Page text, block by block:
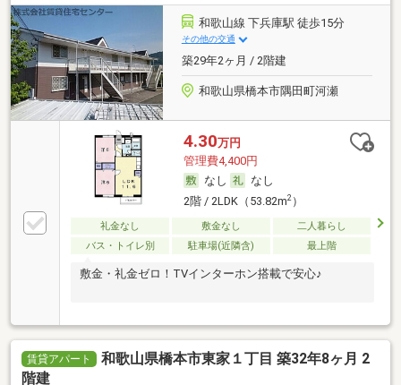
和歌山線 下兵庫駅 徒歩15分
その他の交通
築29年2ヶ月 / 2階建
和歌山県橋本市隅田町河瀬
4.30万円
管理費4,400円
なし
なし
2階 / 2LDK（53.82m2）
礼金なし 敷金なし
二人暮らし
バス・トイレ別
駐車場(近隣含) 最上階
敷金・礼金ゼロ！TVインターホン搭載で安心♪
賃貸アパート
和歌山県橋本市東家１丁目 築32年8ヶ月 2
階建